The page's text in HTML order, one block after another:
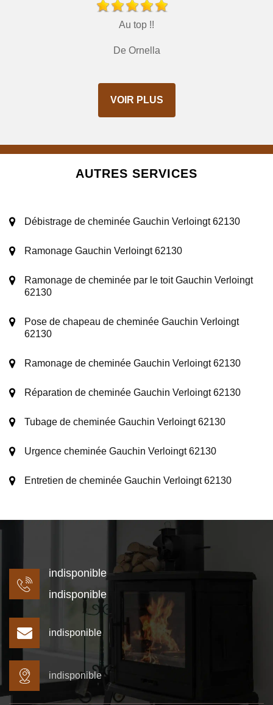
Au top !!
De Ornella
VOIR PLUS
AUTRES SERVICES
Débistrage de cheminée Gauchin Verloingt 62130
Ramonage Gauchin Verloingt 62130
Ramonage de cheminée par le toit Gauchin Verloingt
62130
Pose de chapeau de cheminée Gauchin Verloingt
62130
Ramonage de cheminée Gauchin Verloingt 62130
Réparation de cheminée Gauchin Verloingt 62130
Tubage de cheminée Gauchin Verloingt 62130
Urgence cheminée Gauchin Verloingt 62130
Entretien de cheminée Gauchin Verloingt 62130
indisponible
indisponible
indisponible
indisponible